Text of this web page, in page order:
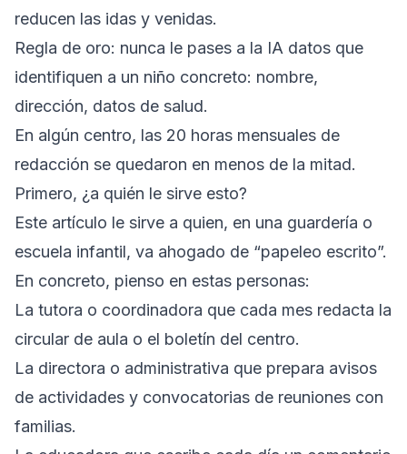
reducen las idas y venidas.
Regla de oro: nunca le pases a la IA datos que
identifiquen a un niño concreto: nombre,
dirección, datos de salud.
En algún centro, las 20 horas mensuales de
redacción se quedaron en menos de la mitad.
Primero, ¿a quién le sirve esto?
Este artículo le sirve a quien, en una guardería o
escuela infantil, va ahogado de “papeleo escrito”.
En concreto, pienso en estas personas:
La tutora o coordinadora que cada mes redacta la
circular de aula o el boletín del centro.
La directora o administrativa que prepara avisos
de actividades y convocatorias de reuniones con
familias.